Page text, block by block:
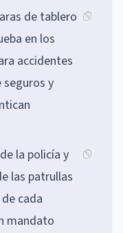
de tablero
en los
accidentes
y
la policía y
las patrullas
cada
mandato